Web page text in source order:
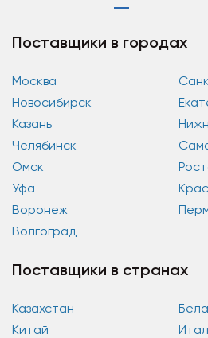
Поставщики в городах
Москва
Новосибирск
Казань
Челябинск
Омск
Уфа
Воронеж
Волгоград
Поставщики в странах
Казахстан
Китай